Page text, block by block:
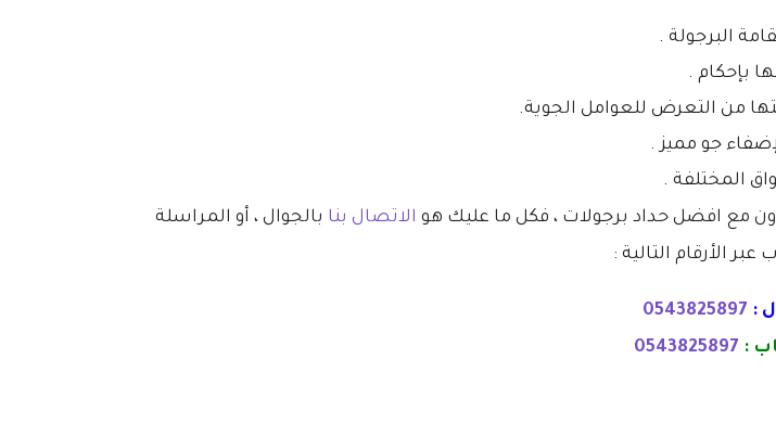
البرجولة .
بإحكام .
من التعرض للعوامل الجوية.
جو مميز .
المختلفة .
مع افضل حداد برجولات ، فكل ما عليك هو الاتصال بنا بالجوال ، أو المراسلة
عبر الأرقام التالية :
:
0543825897
:
0543825897